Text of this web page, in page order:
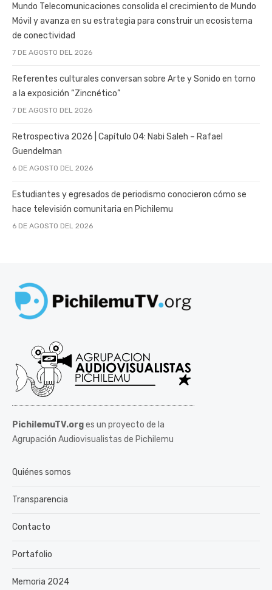
Mundo Telecomunicaciones consolida el crecimiento de Mundo
Móvil y avanza en su estrategia para construir un ecosistema
de conectividad
7 DE AGOSTO DEL 2026
Referentes culturales conversan sobre Arte y Sonido en torno
a la exposición “Zincnético”
7 DE AGOSTO DEL 2026
Retrospectiva 2026 | Capítulo 04: Nabi Saleh – Rafael
Guendelman
6 DE AGOSTO DEL 2026
Estudiantes y egresados de periodismo conocieron cómo se
hace televisión comunitaria en Pichilemu
6 DE AGOSTO DEL 2026
PichilemuTV.orges un proyecto de la
Agrupación Audiovisualistas de Pichilemu
Quiénes somos
Transparencia
Contacto
Portafolio
Memoria 2024